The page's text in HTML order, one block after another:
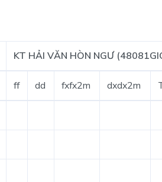
KT HẢI VĂN HÒN NGƯ
ff dd fxfx2m dxdx2m